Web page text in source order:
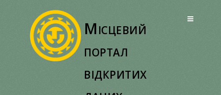
Місцевий
портал
відкритих